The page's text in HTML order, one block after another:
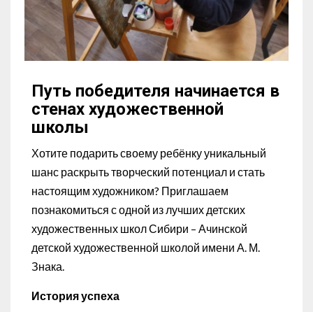
Путь победителя начинается в
стенах художественной
школы
Хотите подарить своему ребёнку уникальный
шанс раскрыть творческий потенциал и стать
настоящим художником? Приглашаем
познакомиться с одной из лучших детских
художественных школ Сибири – Ачинской
детской художественной школой имени А. М.
Знака.
История успеха